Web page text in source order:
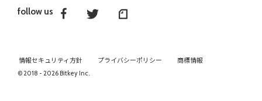
follow us
情報セキュリティ方針 プライバシーポリシー
商標情報
© 2018 - 2026 Bitkey Inc.